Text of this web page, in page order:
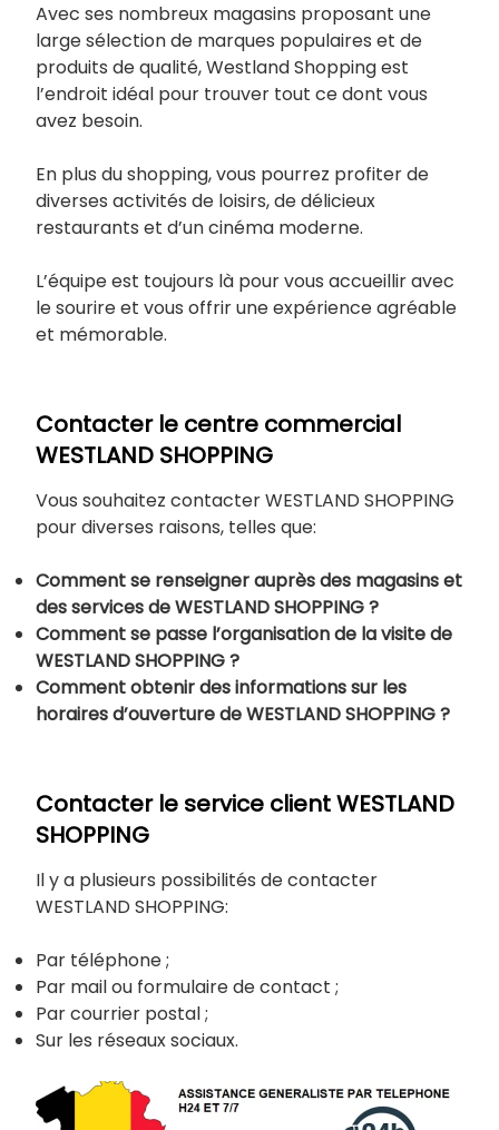
Avec ses nombreux magasins proposant une
large sélection de marques populaires et de
produits de qualité, Westland Shopping est
l’endroit idéal pour trouver tout ce dont vous
avez besoin.
En plus du shopping, vous pourrez profiter de
diverses activités de loisirs, de délicieux
restaurants et d’un cinéma moderne.
L’équipe est toujours là pour vous accueillir avec
le sourire et vous offrir une expérience agréable
et mémorable.
Contacter le centre commercial
WESTLAND SHOPPING
Vous souhaitez contacter WESTLAND SHOPPING
pour diverses raisons, telles que:
Comment se renseigner auprès des magasins et
des services de WESTLAND SHOPPING ?
Comment se passe l’organisation de la visite de
WESTLAND SHOPPING ?
Comment obtenir des informations sur les
horaires d’ouverture de WESTLAND SHOPPING ?
Contacter le service client WESTLAND
SHOPPING
Il y a plusieurs possibilités de contacter
WESTLAND SHOPPING:
Par téléphone ;
Par mail ou formulaire de contact ;
Par courrier postal ;
Sur les réseaux sociaux.